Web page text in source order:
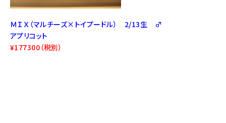
ＭＩＸ（マルチーズ×トイプードル） 2/13生 ♂
アプリコット
¥177300（税別）